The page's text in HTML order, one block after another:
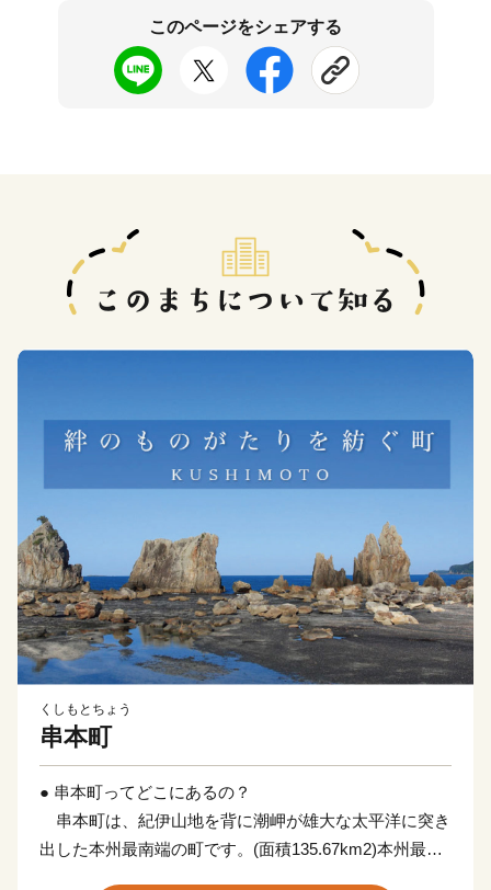
このページをシェアする
くしもとちょう
串本町
● 串本町ってどこにあるの？
串本町は、紀伊山地を背に潮岬が雄大な太平洋に突き
出した本州最南端の町です。(面積135.67km2)本州最南